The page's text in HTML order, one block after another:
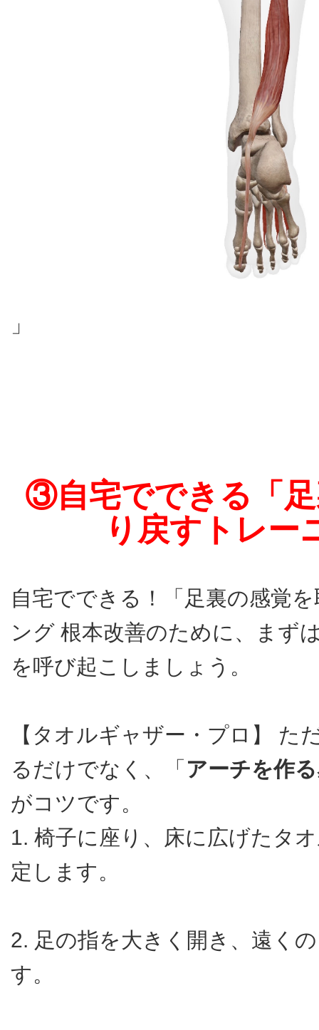
③自宅でできる「
り戻すトレー
自宅でできる！「足裏の感覚
ング 根本改善のために、まず
を呼び起こしましょう。
【タオルギャザー・プロ】 た
るだけでなく、「 アーチを作
がコツです。
1. 椅子に座り、床に広げたタ
定します。
2. 足の指を大きく開き、遠く
す。